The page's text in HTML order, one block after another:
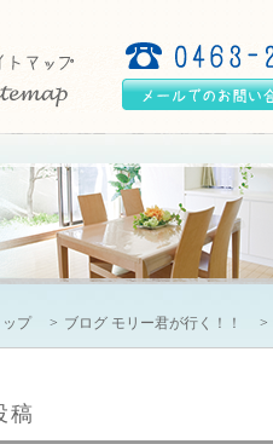
プ ブログ モリー君が行く！！
稿